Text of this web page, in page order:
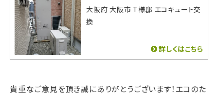
大阪府 大阪市 T様邸 エコキュート交
換
詳しくはこちら
貴重なご意見を頂き誠にありがとうございます！ エコのた